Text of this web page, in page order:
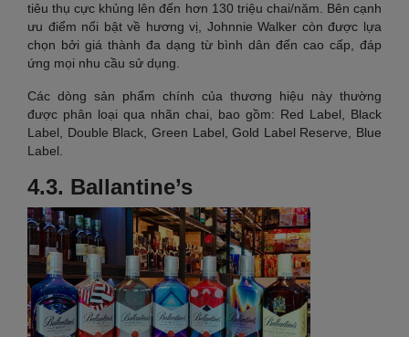
tiêu thụ cực khủng lên đến hơn 130 triệu chai/năm. Bên cạnh
ưu điểm nổi bật về hương vị, Johnnie Walker còn được lựa
chọn bởi giá thành đa dạng từ bình dân đến cao cấp, đáp
ứng mọi nhu cầu sử dụng.
Các dòng sản phẩm chính của thương hiệu này thường
được phân loại qua nhãn chai, bao gồm: Red Label, Black
Label, Double Black, Green Label, Gold Label Reserve, Blue
Label.
4.3. Ballantine’s